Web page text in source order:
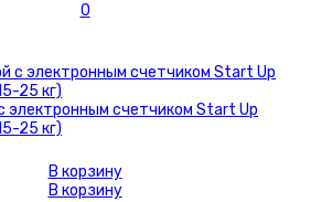
0
электронным счетчиком Start Up
25 кг)
В корзину
В корзину